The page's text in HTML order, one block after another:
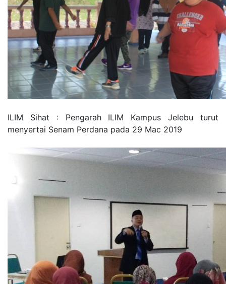
ILIM Sihat : Pengarah ILIM Kampus Jelebu turut
menyertai Senam Perdana pada 29 Mac 2019